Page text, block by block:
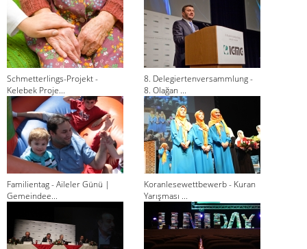
Schmetterlings-Projekt -
Kelebek Proje...
8. Delegiertenversammlung -
8. Olağan ...
Familientag - Aileler Günü |
Gemeindee...
Koranlesewettbewerb - Kuran
Yarışması ...